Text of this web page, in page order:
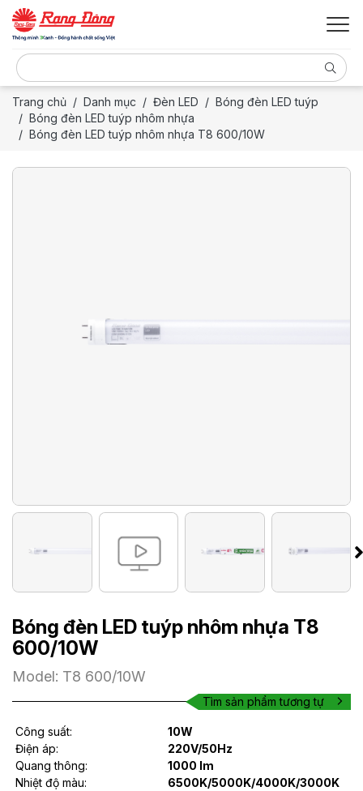
Trang chủ Danh mục Đèn LED
Bóng đèn LED tuýp
Bóng đèn LED tuýp nhôm nhựa
Bóng đèn LED tuýp nhôm nhựa T8 600/10W
Bóng đèn LED tuýp nhôm nhựa T8
600/10W
Model: T8 600/10W
Tìm sản phẩm tương tự
Công suất:
10W
Điện áp:
220V/50Hz
Quang thông:
1000 lm
Nhiệt độ màu:
6500K/5000K/4000K/3000K